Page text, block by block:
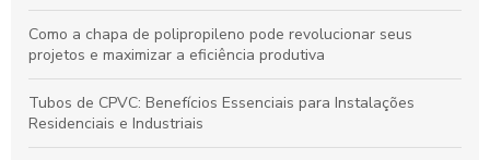
Como a chapa de polipropileno pode revolucionar seus
projetos e maximizar a eficiência produtiva
Tubos de CPVC: Benefícios Essenciais para Instalações
Residenciais e Industriais